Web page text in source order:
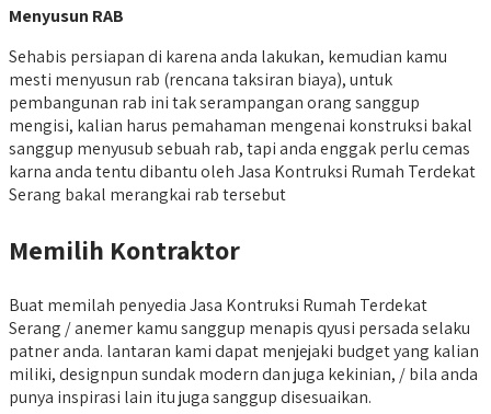
Menyusun RAB
Sehabis persiapan di karena anda lakukan, kemudian kamu
mesti menyusun rab (rencana taksiran biaya), untuk
pembangunan rab ini tak serampangan orang sanggup
mengisi, kalian harus pemahaman mengenai konstruksi bakal
sanggup menyusub sebuah rab, tapi anda enggak perlu cemas
karna anda tentu dibantu oleh Jasa Kontruksi Rumah Terdekat
Serang bakal merangkai rab tersebut
Memilih Kontraktor
Buat memilah penyedia Jasa Kontruksi Rumah Terdekat
Serang / anemer kamu sanggup menapis qyusi persada selaku
patner anda. lantaran kami dapat menjejaki budget yang kalian
miliki, designpun sundak modern dan juga kekinian, / bila anda
punya inspirasi lain itu juga sanggup disesuaikan.